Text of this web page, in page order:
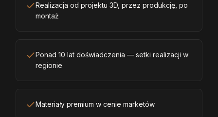
Realizacja od projektu 3D, przez produkcję, po
montaż
Ponad 10 lat doświadczenia — setki realizacji w
regionie
Materiały premium w cenie marketów